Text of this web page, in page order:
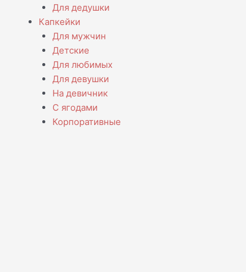
Для дедушки
Капкейки
Для мужчин
Детские
Для любимых
Для девушки
На девичник
С ягодами
Корпоративные